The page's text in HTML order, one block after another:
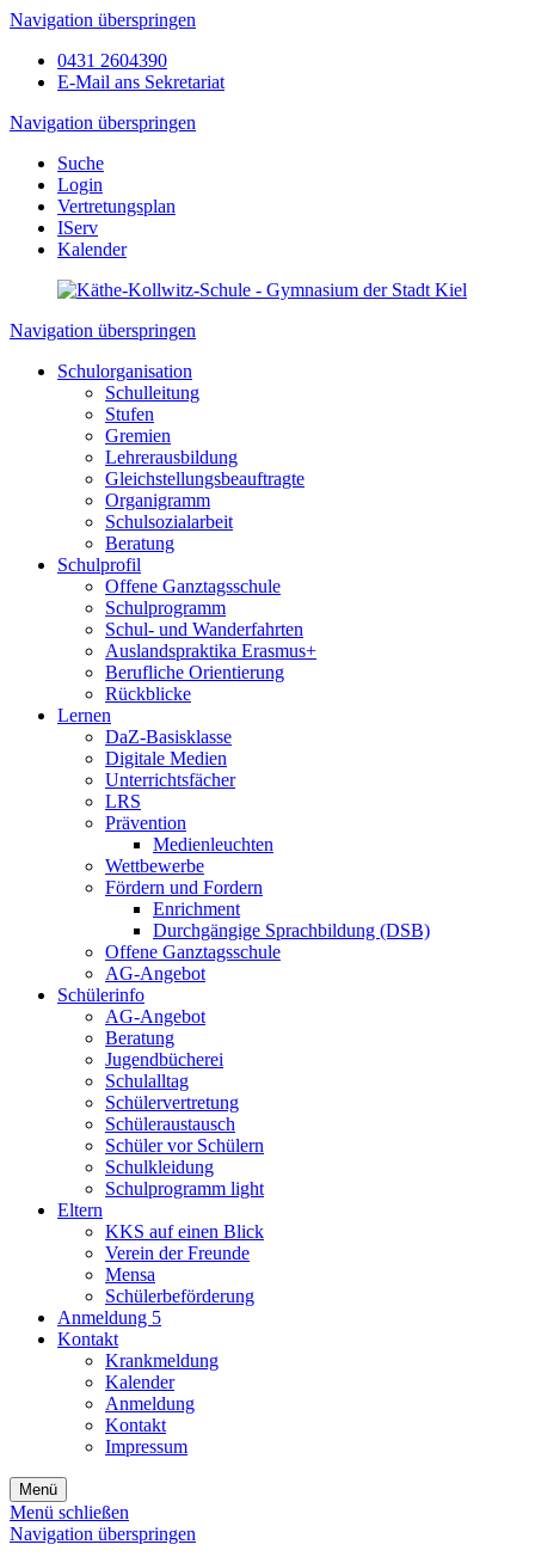
Navigation überspringen
0431 2604390
E-Mail ans Sekretariat
Navigation überspringen
Suche
Login
Vertretungsplan
IServ
Kalender
Navigation überspringen
Schulorganisation
Schulleitung
Stufen
Gremien
Lehrerausbildung
Gleichstellungsbeauftragte
Organigramm
Schulsozialarbeit
Beratung
Schulprofil
Offene Ganztagsschule
Schulprogramm
Schul- und Wanderfahrten
Auslandspraktika Erasmus+
Berufliche Orientierung
Rückblicke
Lernen
DaZ-Basisklasse
Digitale Medien
Unterrichtsfächer
LRS
Prävention
Medienleuchten
Wettbewerbe
Fördern und Fordern
Enrichment
Durchgängige Sprachbildung (DSB)
Offene Ganztagsschule
AG-Angebot
Schülerinfo
AG-Angebot
Beratung
Jugendbücherei
Schulalltag
Schülervertretung
Schüleraustausch
Schüler vor Schülern
Schulkleidung
Schulprogramm light
Eltern
KKS auf einen Blick
Verein der Freunde
Mensa
Schülerbeförderung
Anmeldung 5
Kontakt
Krankmeldung
Kalender
Anmeldung
Kontakt
Impressum
Menü
Menü schließen
Navigation überspringen